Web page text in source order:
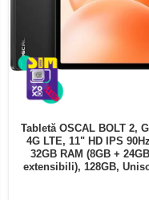
Tabletă OSCAL BOLT 2,
4G LTE, 11" HD IPS
32GB RAM (8GB + 24GB
extensibili), 128GB,